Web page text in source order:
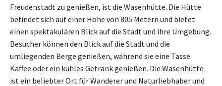
Freudenstadt zu genießen, ist die Wasenhütte. Die Hütte
befindet sich auf einer Höhe von 805 Metern und bietet
einen spektakulären Blick auf die Stadt und ihre Umgebung.
Besucher können den Blick auf die Stadt und die
umliegenden Berge genießen, während sie eine Tasse
Kaffee oder ein kühles Getränk genießen. Die Wasenhütte
ist ein beliebter Ort für Wanderer und Naturliebhaber und